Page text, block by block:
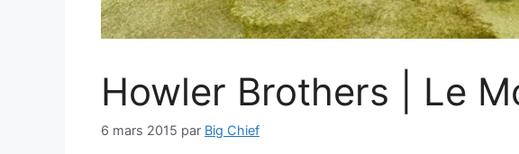
Howler Brothers | Le
6 mars 2015 par Big Chief